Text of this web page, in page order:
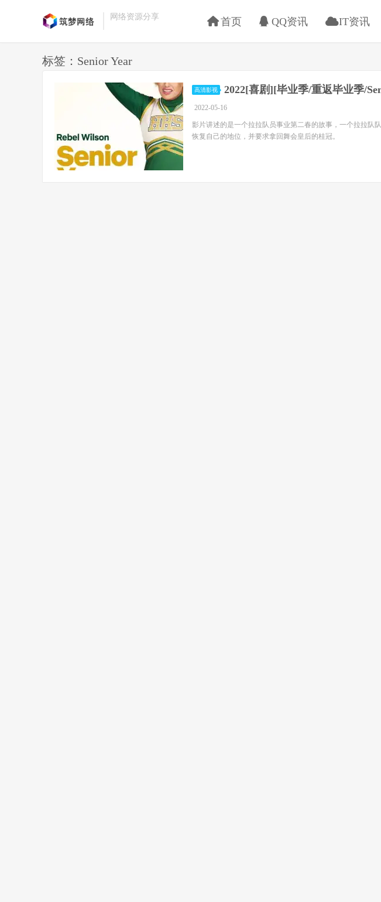
网络资源分享 首页 QQ资讯 IT资讯
标签：Senior Year
高清影视 2022[喜剧][毕业季/重返毕业季/
2022-05-16
影片讲述的是一个拉拉队员事业第二春的故事，一个拉拉队
恢复自己的地位，并要求拿回舞会皇后的桂冠。